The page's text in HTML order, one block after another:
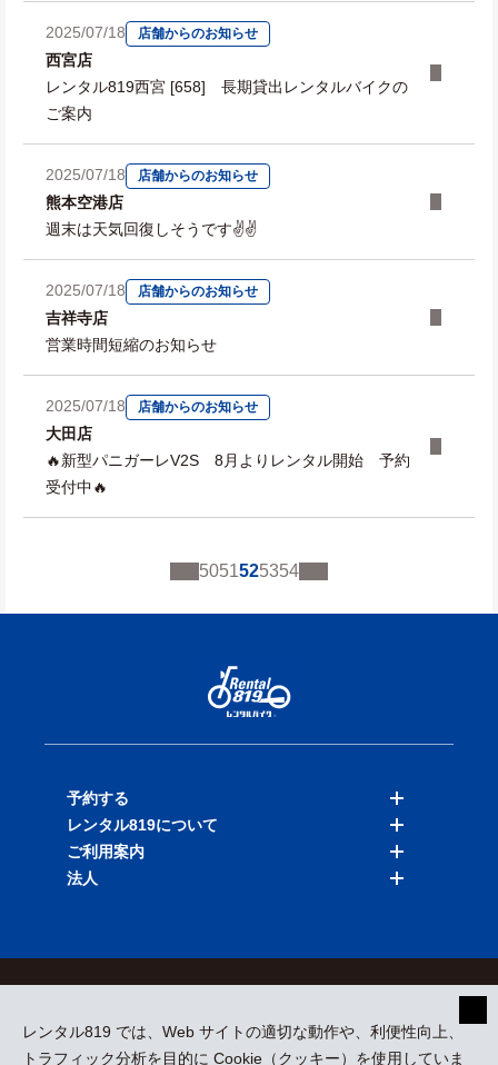
2025/07/18 店舗からのお知らせ
西宮店
レンタル819西宮 [658] 長期貸出レンタルバイクの
ご案内
2025/07/18 店舗からのお知らせ
熊本空港店
週末は天気回復しそうです✌️✌️
2025/07/18 店舗からのお知らせ
吉祥寺店
営業時間短縮のお知らせ
2025/07/18 店舗からのお知らせ
大田店
🔥新型パニガーレV2S 8月よりレンタル開始 予約
受付中🔥
5051525354
レンタル819 では、Web サイトの適切な動作や、利便性向上、
トラフィック分析を目的に Cookie（クッキー）を使用していま
予約する
バイクを探す
店舗を探す
レンタル819について
料金表
ご利用案内
法人
採用情報
プレスリリース